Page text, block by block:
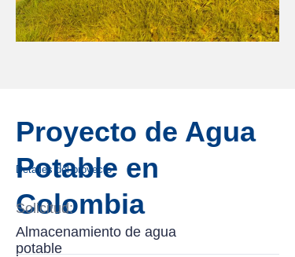
Proyecto de Agua
Potable en
Colombia
Detalles del proyecto
Solicitud:
Almacenamiento de agua
potable